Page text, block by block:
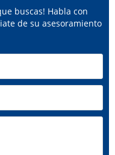
buscas! Habla con
de su asesoramiento